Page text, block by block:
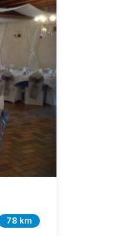
78 km